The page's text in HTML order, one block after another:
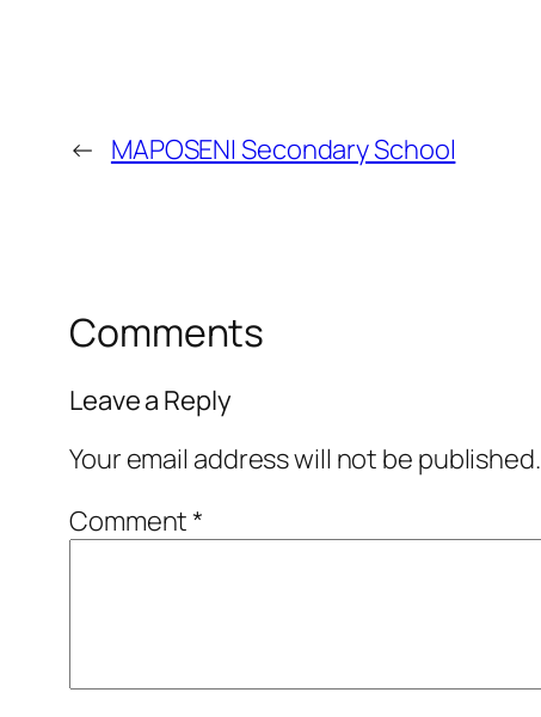
← MAPOSENI Secondary School
Comments
Leave a Reply
Your email address will not be published.
Comment*